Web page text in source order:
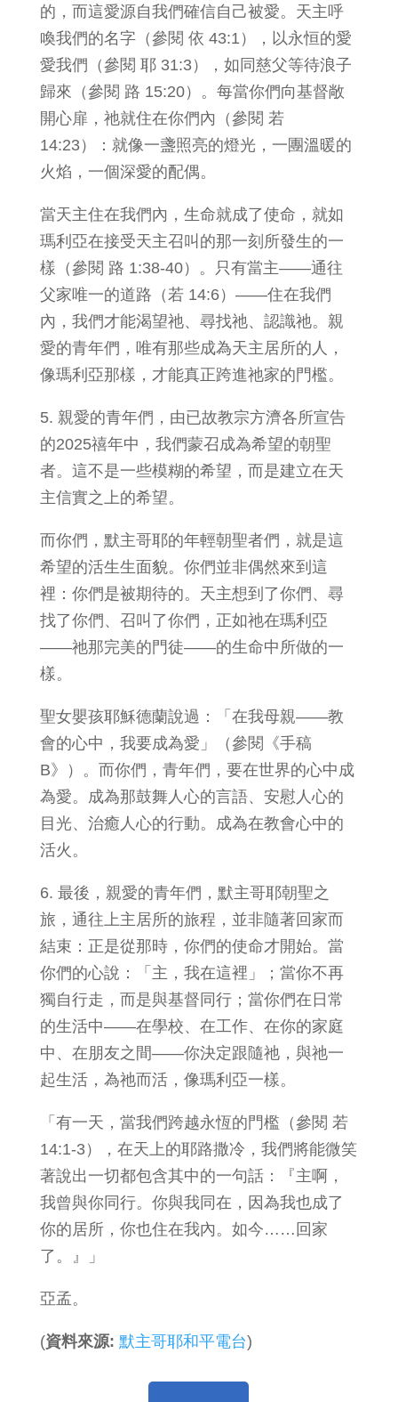
的，而這愛源自我們確信自己被愛。天主呼
喚我們的名字（參閱 依 43:1），以永恒的愛
愛我們（參閱 耶 31:3），如同慈父等待浪子
歸來（參閱 路 15:20）。每當你們向基督敞
開心扉，祂就住在你們內（參閱 若
14:23）：就像一盞照亮的燈光，一團溫暖的
火焰，一個深愛的配偶。
當天主住在我們內，生命就成了使命，就如
瑪利亞在接受天主召叫的那一刻所發生的一
樣（參閱 路 1:38-40）。只有當主——通往
父家唯一的道路（若 14:6）——住在我們
內，我們才能渴望祂、尋找祂、認識祂。親
愛的青年們，唯有那些成為天主居所的人，
像瑪利亞那樣，才能真正跨進祂家的門檻。
5. 親愛的青年們，由已故教宗方濟各所宣告
的2025禧年中，我們蒙召成為希望的朝聖
者。這不是一些模糊的希望，而是建立在天
主信實之上的希望。
而你們，默主哥耶的年輕朝聖者們，就是這
希望的活生生面貌。你們並非偶然來到這
裡：你們是被期待的。天主想到了你們、尋
找了你們、召叫了你們，正如祂在瑪利亞
——祂那完美的門徒——的生命中所做的一
樣。
聖女嬰孩耶穌德蘭說過：「在我母親——教
會的心中，我要成為愛」（參閱《手稿
B》）。而你們，青年們，要在世界的心中成
為愛。成為那鼓舞人心的言語、安慰人心的
目光、治癒人心的行動。成為在教會心中的
活火。
6. 最後，親愛的青年們，默主哥耶朝聖之
旅，通往上主居所的旅程，並非隨著回家而
結束：正是從那時，你們的使命才開始。當
你們的心說：「主，我在這裡」；當你不再
獨自行走，而是與基督同行；當你們在日常
的生活中——在學校、在工作、在你的家庭
中、在朋友之間——你決定跟隨祂，與祂一
起生活，為祂而活，像瑪利亞一樣。
「有一天，當我們跨越永恆的門檻（參閱 若
14:1-3），在天上的耶路撒冷，我們將能微笑
著說出一切都包含其中的一句話：『主啊，
我曾與你同行。你與我同在，因為我也成了
你的居所，你也住在我內。如今……回家
了。』」
亞孟。
(資料來源: 默主哥耶和平電台)